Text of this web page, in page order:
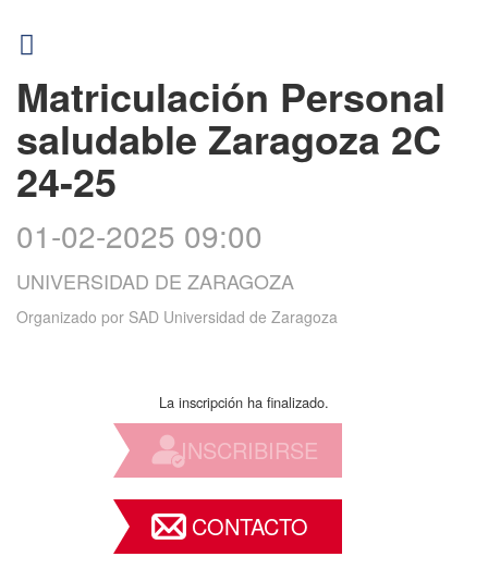
Matriculación Personal
saludable Zaragoza 2C
24-25
01-02-2025 09:00
UNIVERSIDAD DE ZARAGOZA
Organizado por SAD Universidad de Zaragoza
La inscripción ha finalizado.
INSCRIBIRSE
CONTACTO